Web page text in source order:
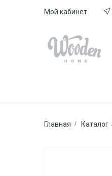
Мой кабинет
Главная Каталог